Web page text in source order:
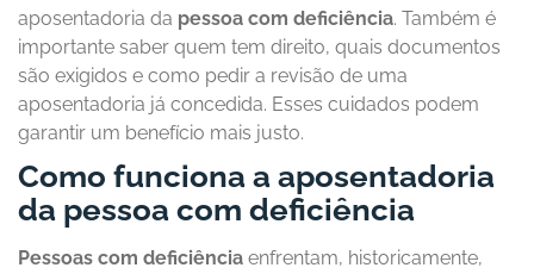
aposentadoria da pessoa com deficiência. Também é
importante saber quem tem direito, quais documentos
são exigidos e como pedir a revisão de uma
aposentadoria já concedida. Esses cuidados podem
garantir um benefício mais justo.
Como funciona a aposentadoria
da pessoa com deficiência
Pessoas com deficiência enfrentam, historicamente,